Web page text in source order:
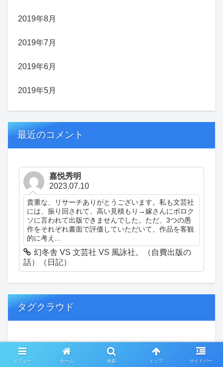
2019年8月
2019年7月
2019年6月
2019年5月
最近のコメント
嘉悦秀明
2023.07.10
貴重な、リサーチありがとうございます。私も文芸社
には、振り回されて、高い見積もり→嫁さんにボロク
ソに言われて出版できませんでした。ただ、3つの愚
作をそれぞれ書面で評価していただいて、作品を客観
的に考え...
幻冬舎 VS 文芸社 VS 風詠社。（自費出版の
話）（日記）
タグクラウド
創作 おぎゃあ 精神病患者の日常
ちょっと頭冷やそうか 一回休み ついカッとなった
メニュー ホーム 検索 トップ サイドバー